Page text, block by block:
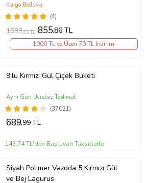
(4)
Kargo Bedava
1033,33 TL 855,86 TL
1000 TL ve Üzeri 70 TL İndirim
9'lu Kırmızı Gül Çiçek Buketi
(37021)
Aynı Gün Ücretsiz Teslimat
689,99 TL
143,74 TL'den Başlayan Taksitlerle
Siyah Polimer Vazoda 5 Kırmızı Gül
ve Bej Lagurus